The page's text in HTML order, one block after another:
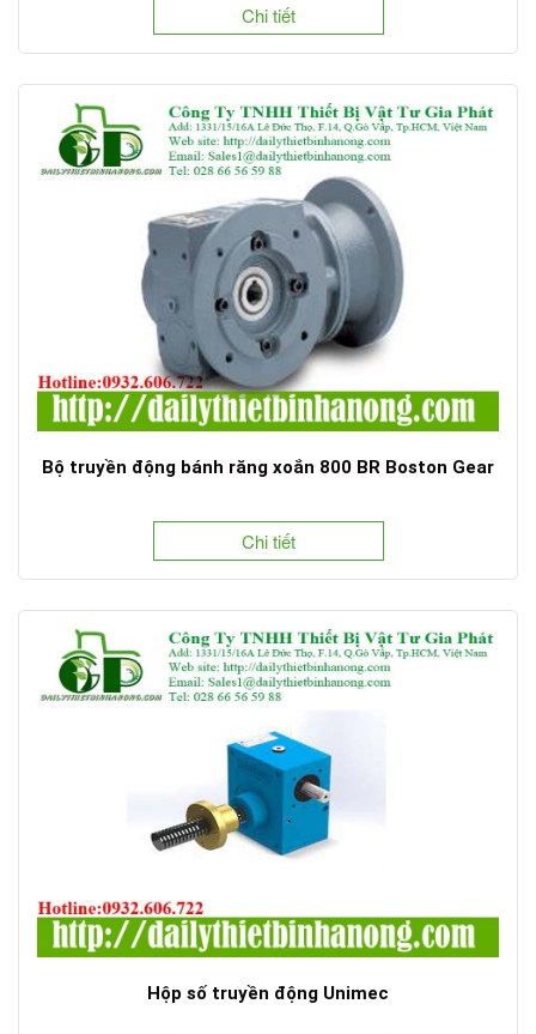
Chi tiết
Bộ truyền động bánh răng xoắn 800 BR Boston Gear
Chi tiết
Hộp số truyền động Unimec